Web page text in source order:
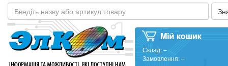
Склад:–
Замовлення:–